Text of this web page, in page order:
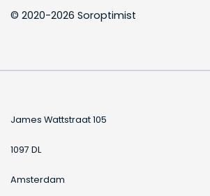
© 2020-2026 Soroptimist
James Wattstraat 105
1097 DL
Amsterdam